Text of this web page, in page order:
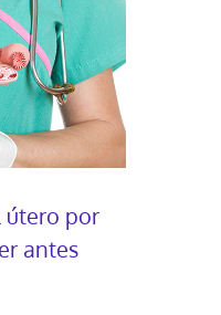
útero por
antes